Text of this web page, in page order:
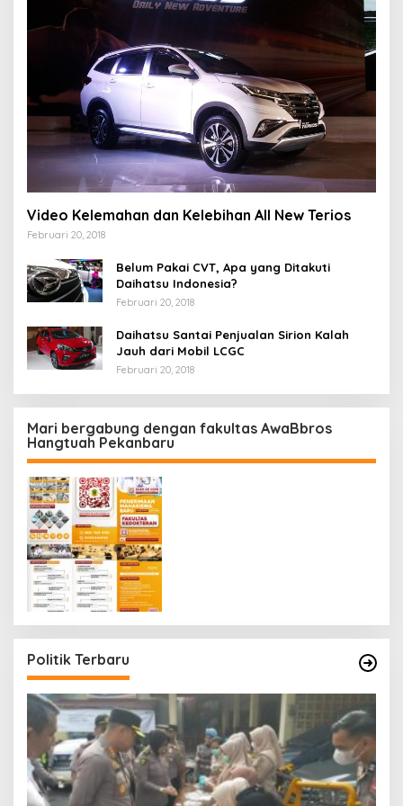
Video Kelemahan dan Kelebihan All New Terios
Februari 20, 2018
Belum Pakai CVT, Apa yang Ditakuti
Daihatsu Indonesia?
Februari 20, 2018
Daihatsu Santai Penjualan Sirion Kalah
Jauh dari Mobil LCGC
Februari 20, 2018
Mari bergabung dengan fakultas AwaBbros
Hangtuah Pekanbaru
Politik Terbaru